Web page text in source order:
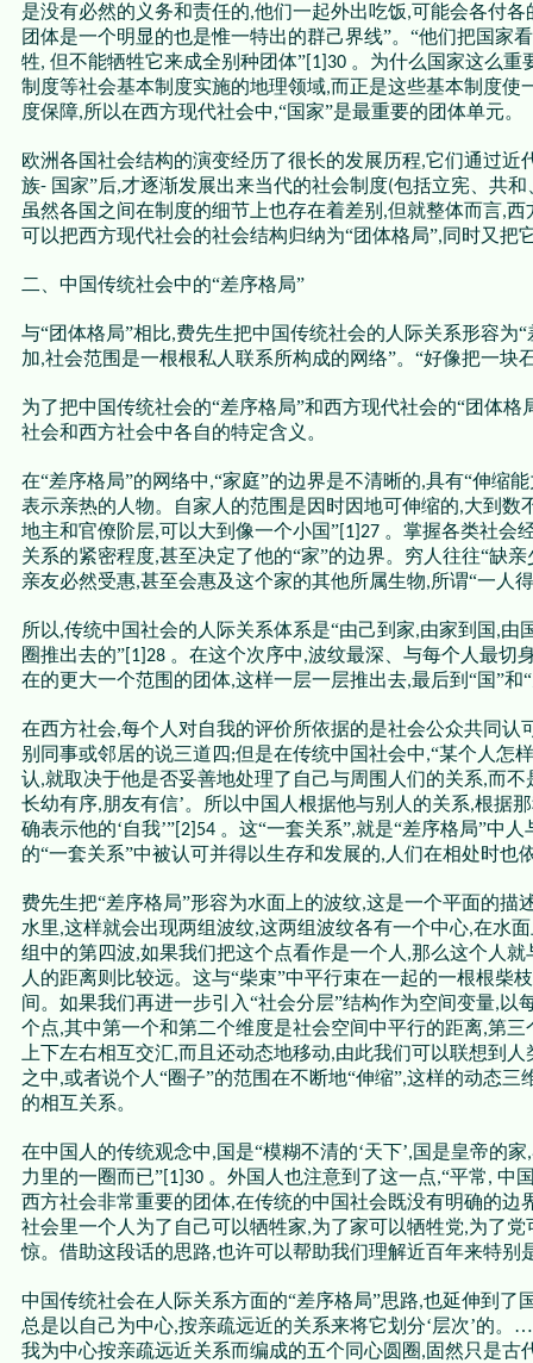
是没有必然的义务和责任的,他们一起外出吃饭,可能会各付各
团体是一个明显的也是惟一特出的群己界线”。“他们把国家
牲, 但不能牺牲它来成全别种团体”[1]30 。为什么国家这么重
制度等社会基本制度实施的地理领域,而正是这些基本制度使
度保障,所以在西方现代社会中,“国家”是最重要的团体单元。
欧洲各国社会结构的演变经历了很长的发展历程,它们通过近
族- 国家”后,才逐渐发展出来当代的社会制度(包括立宪、共
虽然各国之间在制度的细节上也存在着差别 ,但就整体而言,西
可以把西方现代社会的社会结构归纳为“团体格局”,同时又把
二、中国传统社会中的“差序格局”
与“团体格局”相比,费先生把中国传统社会的人际关系形容为“
加,社会范围是一根根私人联系所构成的网络”。“好像把一块
为了把中国传统社会的“差序格局”和西方现代社会的“团体格
社会和西方社会中各自的特定含义。
在“差序格局”的网络中,“家庭”的边界是不清晰的,具有“伸缩能
表示亲热的人物。自家人的范围是因时因地可伸缩的,大到数
地主和官僚阶层,可以大到像一个小国”[1]27 。掌握各类社会
关系的紧密程度,甚至决定了他的“家”的边界。穷人往往“缺亲
亲友必然受惠,甚至会惠及这个家的其他所属生物,所谓“一人
所以,传统中国社会的人际关系体系是“由己到家,由家到国 ,由
圈推出去的”[1]28 。在这个次序中,波纹最深、与每个人最切
在的更大一个范围的团体,这样一层一层推出去,最后到“国”和
在西方社会,每个人对自我的评价所依据的是社会公众共同认
别同事或邻居的说三道四;但是在传统中国社会中,“某个人怎
认,就取决于他是否妥善地处理了自己与周围人们的关系,而不
长幼有序,朋友有信’。所以中国人根据他与别人的关系,根据
确表示他的‘自我’”[2]54 。这“一套关系”,就是“差序格局”中人
的“一套关系”中被认可并得以生存和发展的, 人们在相处时也
费先生把“差序格局”形容为水面上的波纹,这是一个平面的描
水里,这样就会出现两组波纹,这两组波纹各有一个中心,在水
组中的第四波,如果我们把这个点看作是一个人 ,那么这个人就
人的距离则比较远。这与“柴束”中平行束在一起的一根根
间。如果我们再进一步引入“社会分层”结构作为空间变量, 以
个点,其中第一个和第二个维度是社会空间中平行的距离,第三
上下左右相互交汇,而且还动态地移动,由此我们可以联想到
之中,或者说个人“圈子”的范围在不断地“伸缩”,这样的动态三
的相互关系。
在中国人的传统观念中,国是“模糊不清的‘天下’,国是皇帝的家,
力里的一圈而已”[1]30 。外国人也注意到了这一点,“平常, 中
西方社会非常重要的团体,在传统的中国社会既没有明确的边
社会里一个人为了自己可以牺牲家,为了家可以牺牲党,为了党
惊。借助这段话的思路,也许可以帮助我们理解近百年来特别
中国传统社会在人际关系方面的“差序格局”思路,也延伸到了
总是以自己为中心,按亲疏远近的关系来将它划分‘层次’的。
我为中心按亲疏远近关系而编成的五个同心圆圈,固然只是古